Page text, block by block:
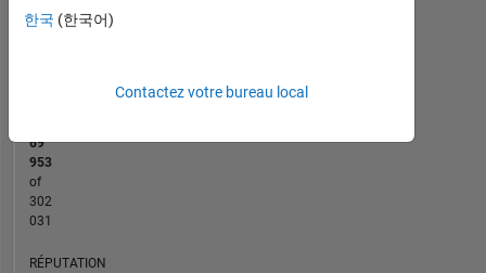
07/13
11/14
03/16
07/17
11/18
03/20
07/21
11/22
03/24
07/25
02/15
09/16
04/18
11/19
06/21
01/23
08/24
03/26
69
953
of
302
031
RÉPUTATION
한국 (한국어)
Contactez votre bureau local